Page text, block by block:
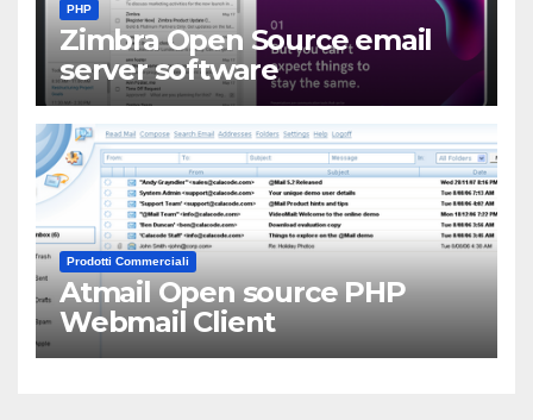
PHP
Zimbra Open Source email
server software
Prodotti Commerciali
Atmail Open source PHP
Webmail Client